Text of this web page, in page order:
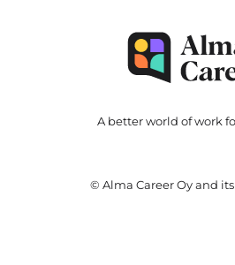
A better world of work
© Alma Career Oy and